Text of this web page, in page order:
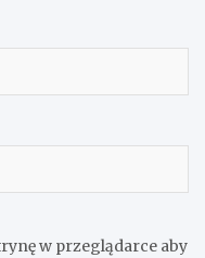
w przeglądarce aby